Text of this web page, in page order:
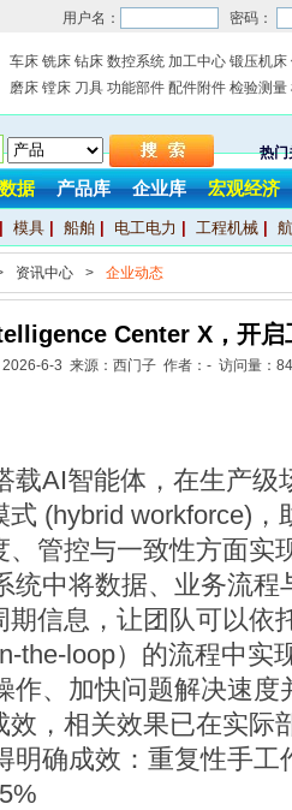
分析 用户名： 密码：
车床 铣床 钻床 数控系统 加工中心 锻压机床
磨床 镗床 刀具 功能部件 配件附件 检验测量
热门
据 产品库 企业库 宏观经济
模具 船舶 电工电力 工程机械
资讯中心 > 企业动态
Center X，开启
2026-6-3 来源：西门子 作者：- 访问量：
载AI智能体，在生产级
式 (hybrid workforce)
、管控与一致性方面实
统中将数据、业务流
期信息，让团队可以依
the-loop）的流程中实
作、加快问题解决速
效，相关效果已在实际
明确成效：重复性手